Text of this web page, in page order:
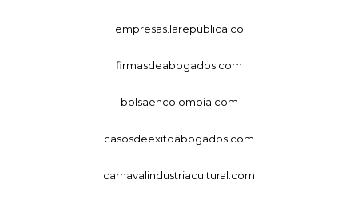
empresas.larepublica.co
firmasdeabogados.com
bolsaencolombia.com
casosdeexitoabogados.com
carnavalindustriacultural.com